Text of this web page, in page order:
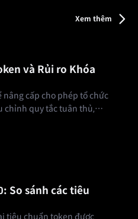
của Bifu.
Xem thêm
và Rủi ro Khóa
nâng cấp cho phép tổ chức
chỉnh quy tắc tuân thủ,
trị cũng có thể thay đổi
So sánh các tiêu
tiêu chuẩn token được